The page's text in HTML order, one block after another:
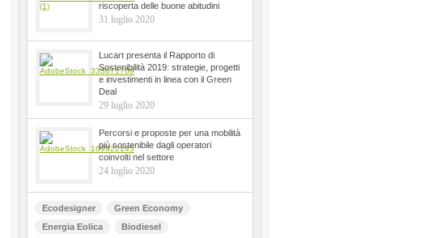
riscoperta delle buone abitudini
31 luglio 2020
Lucart presenta il Rapporto di
Sostenibilità 2019: strategie, progetti
e investimenti in linea con il Green
Deal
29 luglio 2020
Percorsi e proposte per una mobilità
più sostenibile dagli operatori
coinvolti nel settore
24 luglio 2020
Ecodesigner
Green Economy
Energia Eolica
Biodiesel